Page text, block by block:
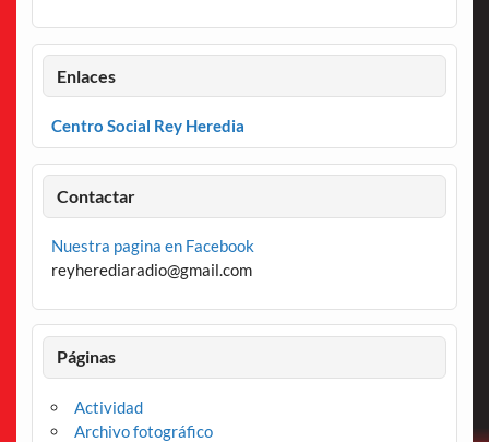
Enlaces
Centro Social Rey Heredia
Contactar
Nuestra pagina en Facebook
reyherediaradio@gmail.com
Páginas
Actividad
Archivo fotográfico